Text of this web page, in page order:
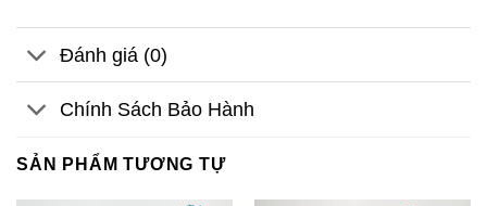
Đánh giá (0)
Chính Sách Bảo Hành
SẢN PHẨM TƯƠNG TỰ